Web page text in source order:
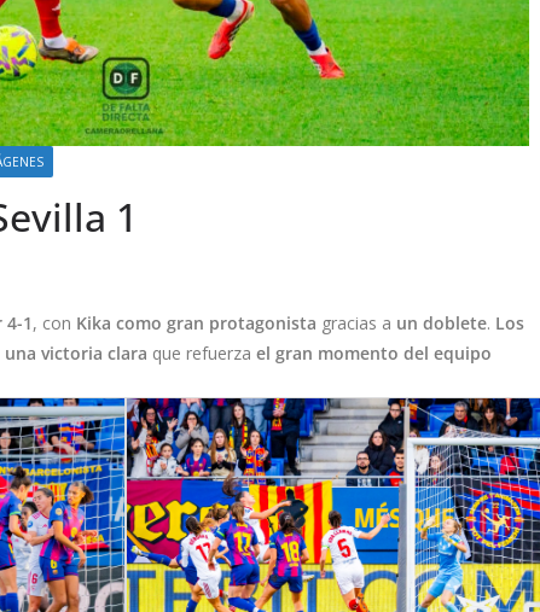
1
4-1, con Kika como gran protagonista gracias a un doblete. Los
una victoria clara que refuerza el gran momento del equipo